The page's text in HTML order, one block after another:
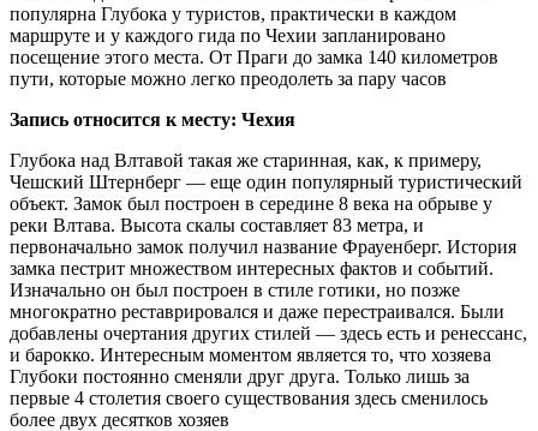
популярна Глубока у туристов, практически в каждом
маршруте и у каждого гида по Чехии запланировано
посещение этого места. От Праги до замка 140 километров
пути, которые можно легко преодолеть за пару часов
Запись относится к месту: Чехия
Глубока над Влтавой такая же старинная, как, к примеру,
Чешский Штернберг — еще один популярный туристический
объект. Замок был построен в середине 8 века на обрыве у
реки Влтава. Высота скалы составляет 83 метра, и
первоначально замок получил название Фрауенберг. История
замка пестрит множеством интересных фактов и событий.
Изначально он был построен в стиле готики, но позже
многократно реставрировался и даже перестраивался. Были
добавлены очертания других стилей — здесь есть и ренессанс,
и барокко. Интересным моментом является то, что хозяева
Глубоки постоянно сменяли друг друга. Только лишь за
первые 4 столетия своего существования здесь сменилось
более двух десятков хозяев